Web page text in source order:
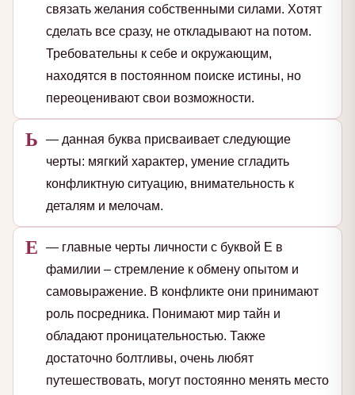
связать желания собственными силами. Хотят
сделать все сразу, не откладывают на потом.
Требовательны к себе и окружающим,
находятся в постоянном поиске истины, но
переоценивают свои возможности.
Ь
— данная буква присваивает следующие
черты: мягкий характер, умение сгладить
конфликтную ситуацию, внимательность к
деталям и мелочам.
Е
— главные черты личности с буквой Е в
фамилии – стремление к обмену опытом и
самовыражение. В конфликте они принимают
роль посредника. Понимают мир тайн и
обладают проницательностью. Также
достаточно болтливы, очень любят
путешествовать, могут постоянно менять место